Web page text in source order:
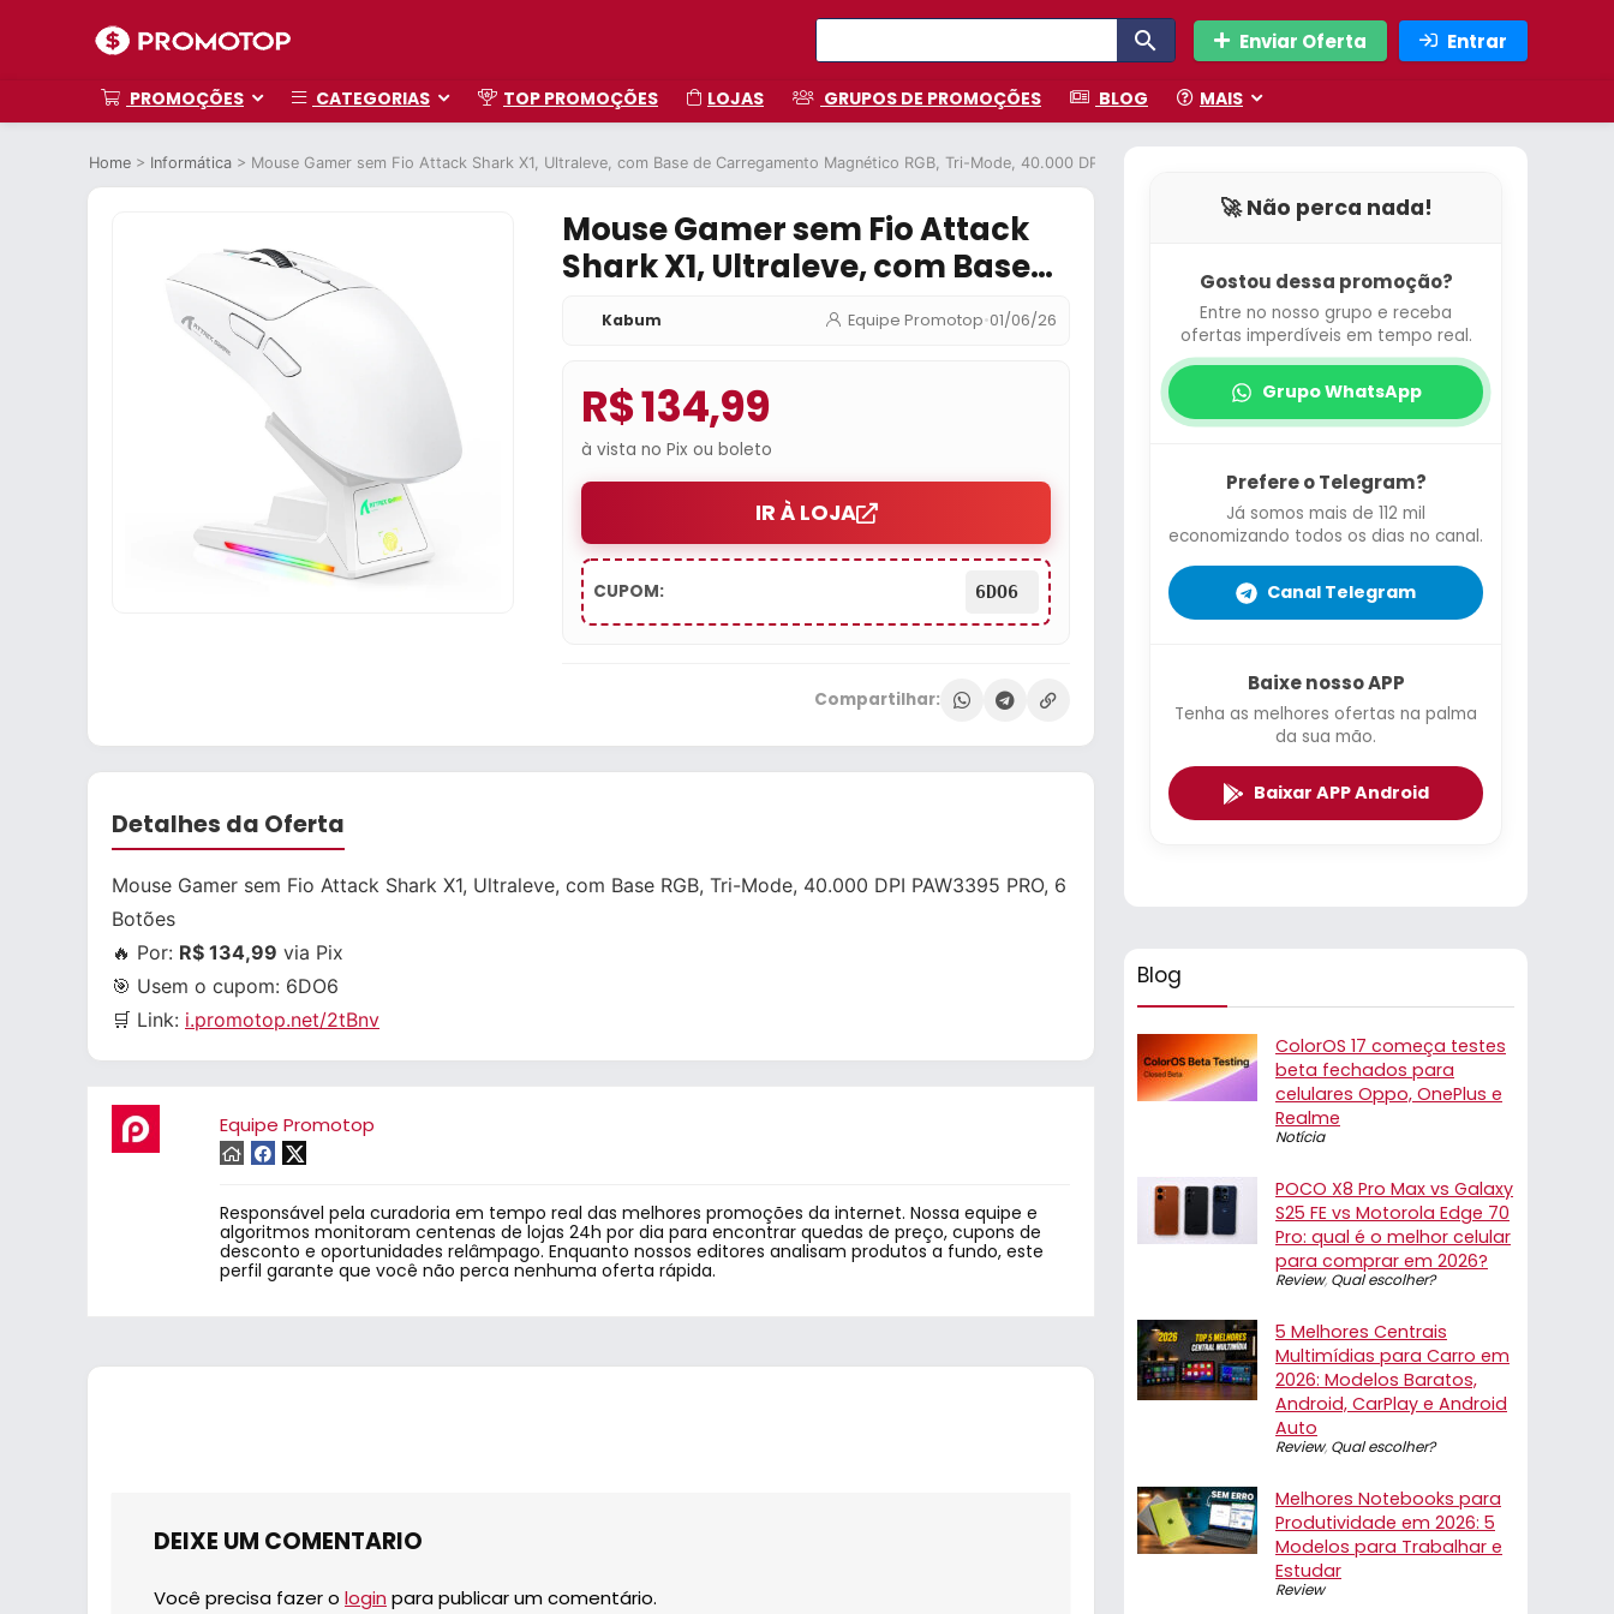
Enviar Oferta Entrar
PROMOÇÕES CATEGORIAS TOP PROMOÇÕES LOJAS GRUPOS DE PROMOÇÕES BLOG MAIS
Home > Informática > Mouse Gamer sem Fio Attack Shark X1, Ultraleve, com Base de Carregamento Magnético RGB, Tri-Mode, 40.000 DPI, Sensor Óptico PAW3395 PRO, 6 Botões – Branco
Mouse Gamer sem Fio Attack
Shark X1, Ultraleve, com Base
de Carregamento Magnético
RGB, Tri-Mode, 40.000 DPI,
Sensor Óptico PAW3395 PRO, 6
Botões – Branco
Kabum Equipe Promotop•01/06/26
R$ 134,99
à vista no Pix ou boleto
IR À LOJA
CUPOM: 6DO6
Compartilhar:
Detalhes da Oferta
Mouse Gamer sem Fio Attack Shark X1, Ultraleve, com Base RGB, Tri-Mode, 40.000 DPI PAW3395 PRO, 6
Botões
🔥 Por: R$ 134,99 via Pix
🎯 Usem o cupom: 6DO6
🛒 Link: i.promotop.net/2tBnv
Equipe Promotop
Responsável pela curadoria em tempo real das melhores promoções da internet. Nossa equipe e
algoritmos monitoram centenas de lojas 24h por dia para encontrar quedas de preço, cupons de
desconto e oportunidades relâmpago. Enquanto nossos editores analisam produtos a fundo, este
perfil garante que você não perca nenhuma oferta rápida.
DEIXE UM COMENTARIO
Você precisa fazer o login para publicar um comentário.
🚀 Não perca nada!
Gostou dessa promoção?
Entre no nosso grupo e receba
ofertas imperdíveis em tempo real.
Grupo WhatsApp
Prefere o Telegram?
Já somos mais de 112 mil
economizando todos os dias no canal.
Canal Telegram
Baixe nosso APP
Tenha as melhores ofertas na palma
da sua mão.
Baixar APP Android
Blog
ColorOS 17 começa testes
beta fechados para
celulares Oppo, OnePlus e
Realme
Notícia
POCO X8 Pro Max vs Galaxy
S25 FE vs Motorola Edge 70
Pro: qual é o melhor celular
para comprar em 2026?
Review, Qual escolher?
5 Melhores Centrais
Multimídias para Carro em
2026: Modelos Baratos,
Android, CarPlay e Android
Auto
Review, Qual escolher?
Melhores Notebooks para
Produtividade em 2026: 5
Modelos para Trabalhar e
Estudar
Review